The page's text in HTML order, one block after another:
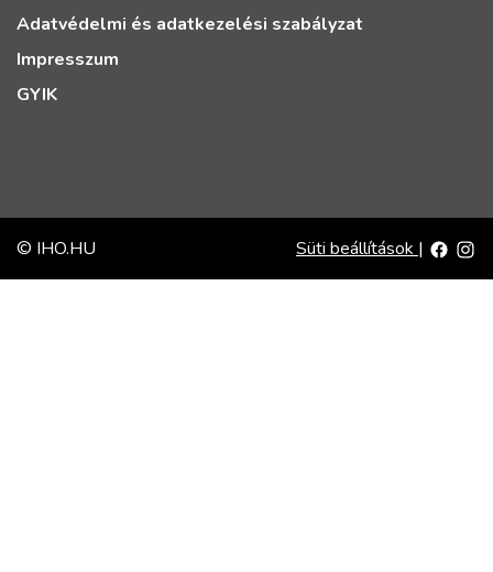
Adatvédelmi és adatkezelési szabályzat
Impresszum
GYIK
© IHO.HU Süti beállítások |